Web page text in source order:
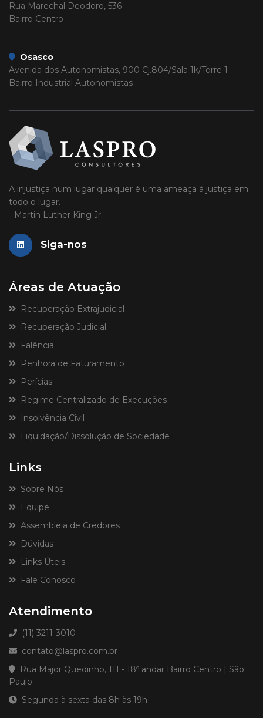
Rua Marechal Deodoro, 536
Bairro Centro
Osasco
Avenida dos Autonomistas, 900 Cj.804/Sala 1k/Torre 1
Bairro Industrial Autonomistas
A injustiça num lugar qualquer é uma ameaça à justiça em
todo o lugar.
- Martin Luther King Jr.
Siga-nos
Áreas de Atuação
Recuperação Extrajudicial
Recuperação Judicial
Falência
Penhora de Faturamento
Perícias
Regime Centralizado de Execuções
Insolvência Civil
Liquidação/Dissolução de Sociedade
Links
Sobre Nós
Equipe
Assembleia de Credores
Dúvidas
Links Úteis
Fale Conosco
Atendimento
(11) 3211-3010
contato@laspro.com.br
Rua Major Quedinho, 111 - 18º andar Bairro Centro | São
Paulo
Segunda à sexta das 8h às 19h